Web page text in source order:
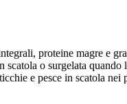
proteine magre e
o surgelata
e pesce in scatola